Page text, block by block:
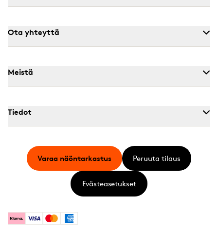
Ota yhteyttä
Meistä
Tiedot
KlarnaVisa MastercardAmerican Express
Varaa näöntarkastus Peruuta tilaus
Evästeasetukset